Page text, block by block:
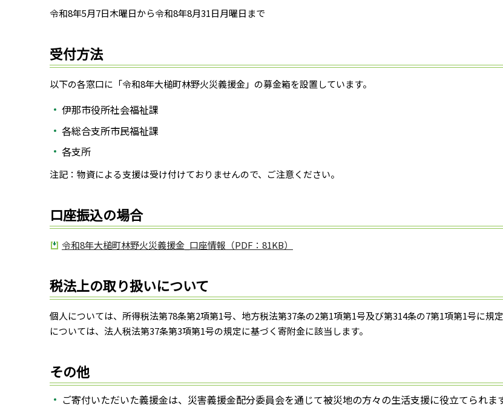
令和8年5月7日木曜日から令和8年8月31日月曜日まで
受付方法
以下の各窓口に「令和8年大槌町林野火災義援金」の募金箱を設置しています。
伊那市役所社会福祉課
各総合支所市民福祉課
各支所
注記：物資による支援は受け付けておりませんので、ご注意ください。
口座振込の場合
令和8年大槌町林野火災義援金_口座情報（PDF：81KB）
税法上の取り扱いについて
個人については、所得税法第78条第2項第1号、地方税法第37条の2第1項第1号及び第314条の7第1項第1号に規
については、法人税法第37条第3項第1号の規定に基づく寄附金に該当します。
その他
ご寄付いただいた義援金は、災害義援金配分委員会を通じて被災地の方々の生活支援に役立てられます